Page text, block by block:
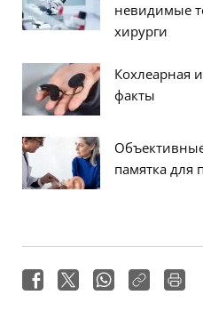
невидимые
хирурги
Кохлеарная
факты
памятка для